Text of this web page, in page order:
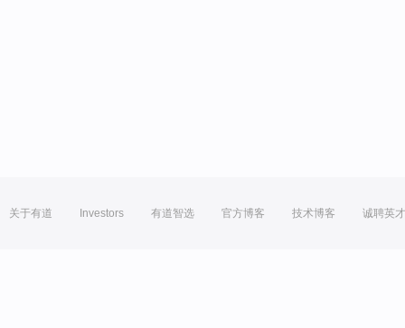
关于有道 Investors 有道智选 官方博客 技术博客 诚聘英才